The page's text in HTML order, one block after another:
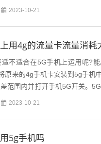
络和互...
2023-10-21
用4g的流量卡流量消耗
不适合在5G手机上运用呢?
原来的4g手机卡安装到5g手机
范围内并打开手机5G开关。
订购使用4G套餐的。但...
2023-10-21
5g手机吗